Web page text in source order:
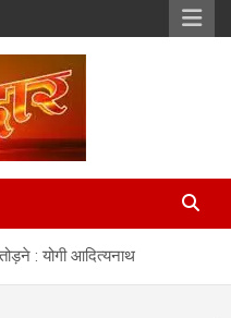
: योगी आदित्यनाथ